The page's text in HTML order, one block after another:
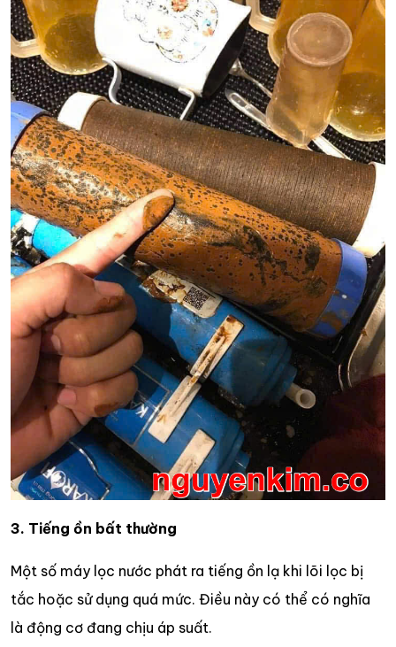
3. Tiếng ồn bất thường
Một số máy lọc nước phát ra tiếng ồn lạ khi lõi lọc bị
tắc hoặc sử dụng quá mức. Điều này có thể có nghĩa
là động cơ đang chịu áp suất.